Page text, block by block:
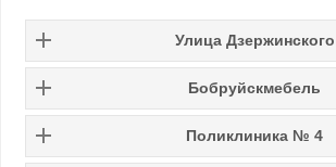
Улица Дзержинского
Бобруйскмебель
Поликлиника № 4